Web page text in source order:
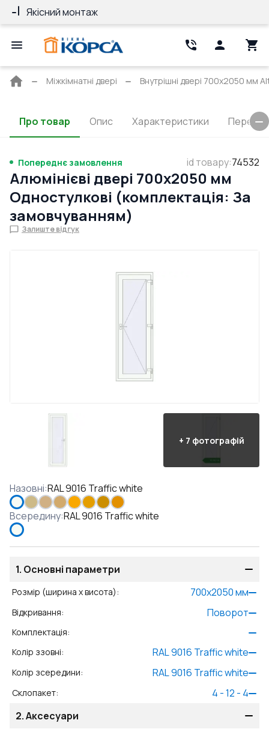
Якісний монтаж
Головна
Міжкімнатні двері Внутрішні двері 700x2050 мм
Про товар Опис Характеристики
Попереднє замовлення id товару:74532
Алюмінієві двері 700x2050 мм
Одностулкові (комплектація: За
замовчуванням)
Залиште відгук
+ 7 фотографій
Назовні:RAL 9016 Traffic white
Всередину:RAL 9016 Traffic white
1. Основні параметри
Розмір (ширина x висота): 700x2050мм
Відкривання: Поворот
Комплектація:
Колір ззовні: RAL 9016 Traffic white
Колір зсередини: RAL 9016 Traffic white
Склопакет:
4 - 12 - 4
2.Аксесуари